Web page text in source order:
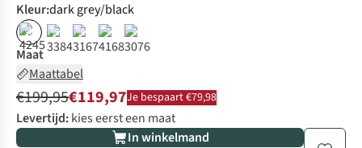
Kleur:dark grey/black
% % %
Maat
Maattabel
€199,95€119,97Je bespaart €79,98
Levertijd:kies eerst een maat
In winkelmand